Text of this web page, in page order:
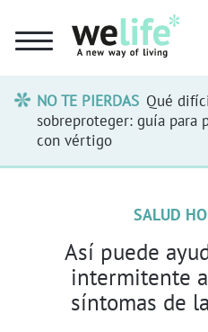
NO TE PIERDAS Qué
sobreproteger: guía para
con vértigo
SALUD
Así puede
intermitente
síntomas de